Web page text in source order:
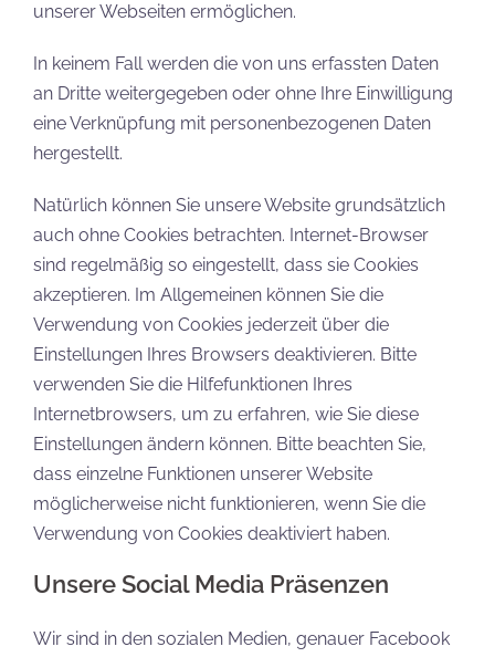
unserer Webseiten ermöglichen.
In keinem Fall werden die von uns erfassten Daten
an Dritte weitergegeben oder ohne Ihre Einwilligung
eine Verknüpfung mit personenbezogenen Daten
hergestellt.
Natürlich können Sie unsere Website grundsätzlich
auch ohne Cookies betrachten. Internet-Browser
sind regelmäßig so eingestellt, dass sie Cookies
akzeptieren. Im Allgemeinen können Sie die
Verwendung von Cookies jederzeit über die
Einstellungen Ihres Browsers deaktivieren. Bitte
verwenden Sie die Hilfefunktionen Ihres
Internetbrowsers, um zu erfahren, wie Sie diese
Einstellungen ändern können. Bitte beachten Sie,
dass einzelne Funktionen unserer Website
möglicherweise nicht funktionieren, wenn Sie die
Verwendung von Cookies deaktiviert haben.
Unsere Social Media Präsenzen
Wir sind in den sozialen Medien, genauer Facebook